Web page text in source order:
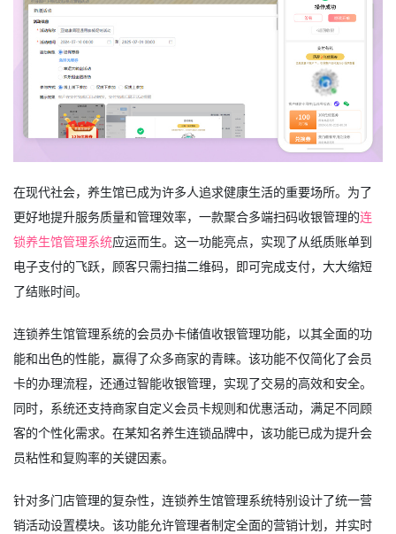
在现代社会，养生馆已成为许多人追求健康生活的重要场所。为了
更好地提升服务质量和管理效率，一款聚合多端扫码收银管理的连
锁养生馆管理系统应运而生。这一功能亮点，实现了从纸质账单到
电子支付的飞跃，顾客只需扫描二维码，即可完成支付，大大缩短
了结账时间。
连锁养生馆管理系统的会员办卡储值收银管理功能，以其全面的功
能和出色的性能，赢得了众多商家的青睐。该功能不仅简化了会员
卡的办理流程，还通过智能收银管理，实现了交易的高效和安全。
同时，系统还支持商家自定义会员卡规则和优惠活动，满足不同顾
客的个性化需求。在某知名养生连锁品牌中，该功能已成为提升会
员粘性和复购率的关键因素。
针对多门店管理的复杂性，连锁养生馆管理系统特别设计了统一营
销活动设置模块。该功能允许管理者制定全面的营销计划，并实时